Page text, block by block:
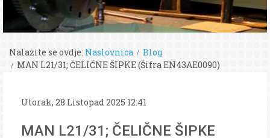
Nalazite se ovdje: Naslovnica
Blog
MAN L21/31; ČELIČNE ŠIPKE (Šifra EN43AE0090)
Utorak, 28 Listopad 2025 12:41
MAN L21/31; ČELIČNE ŠIPKE